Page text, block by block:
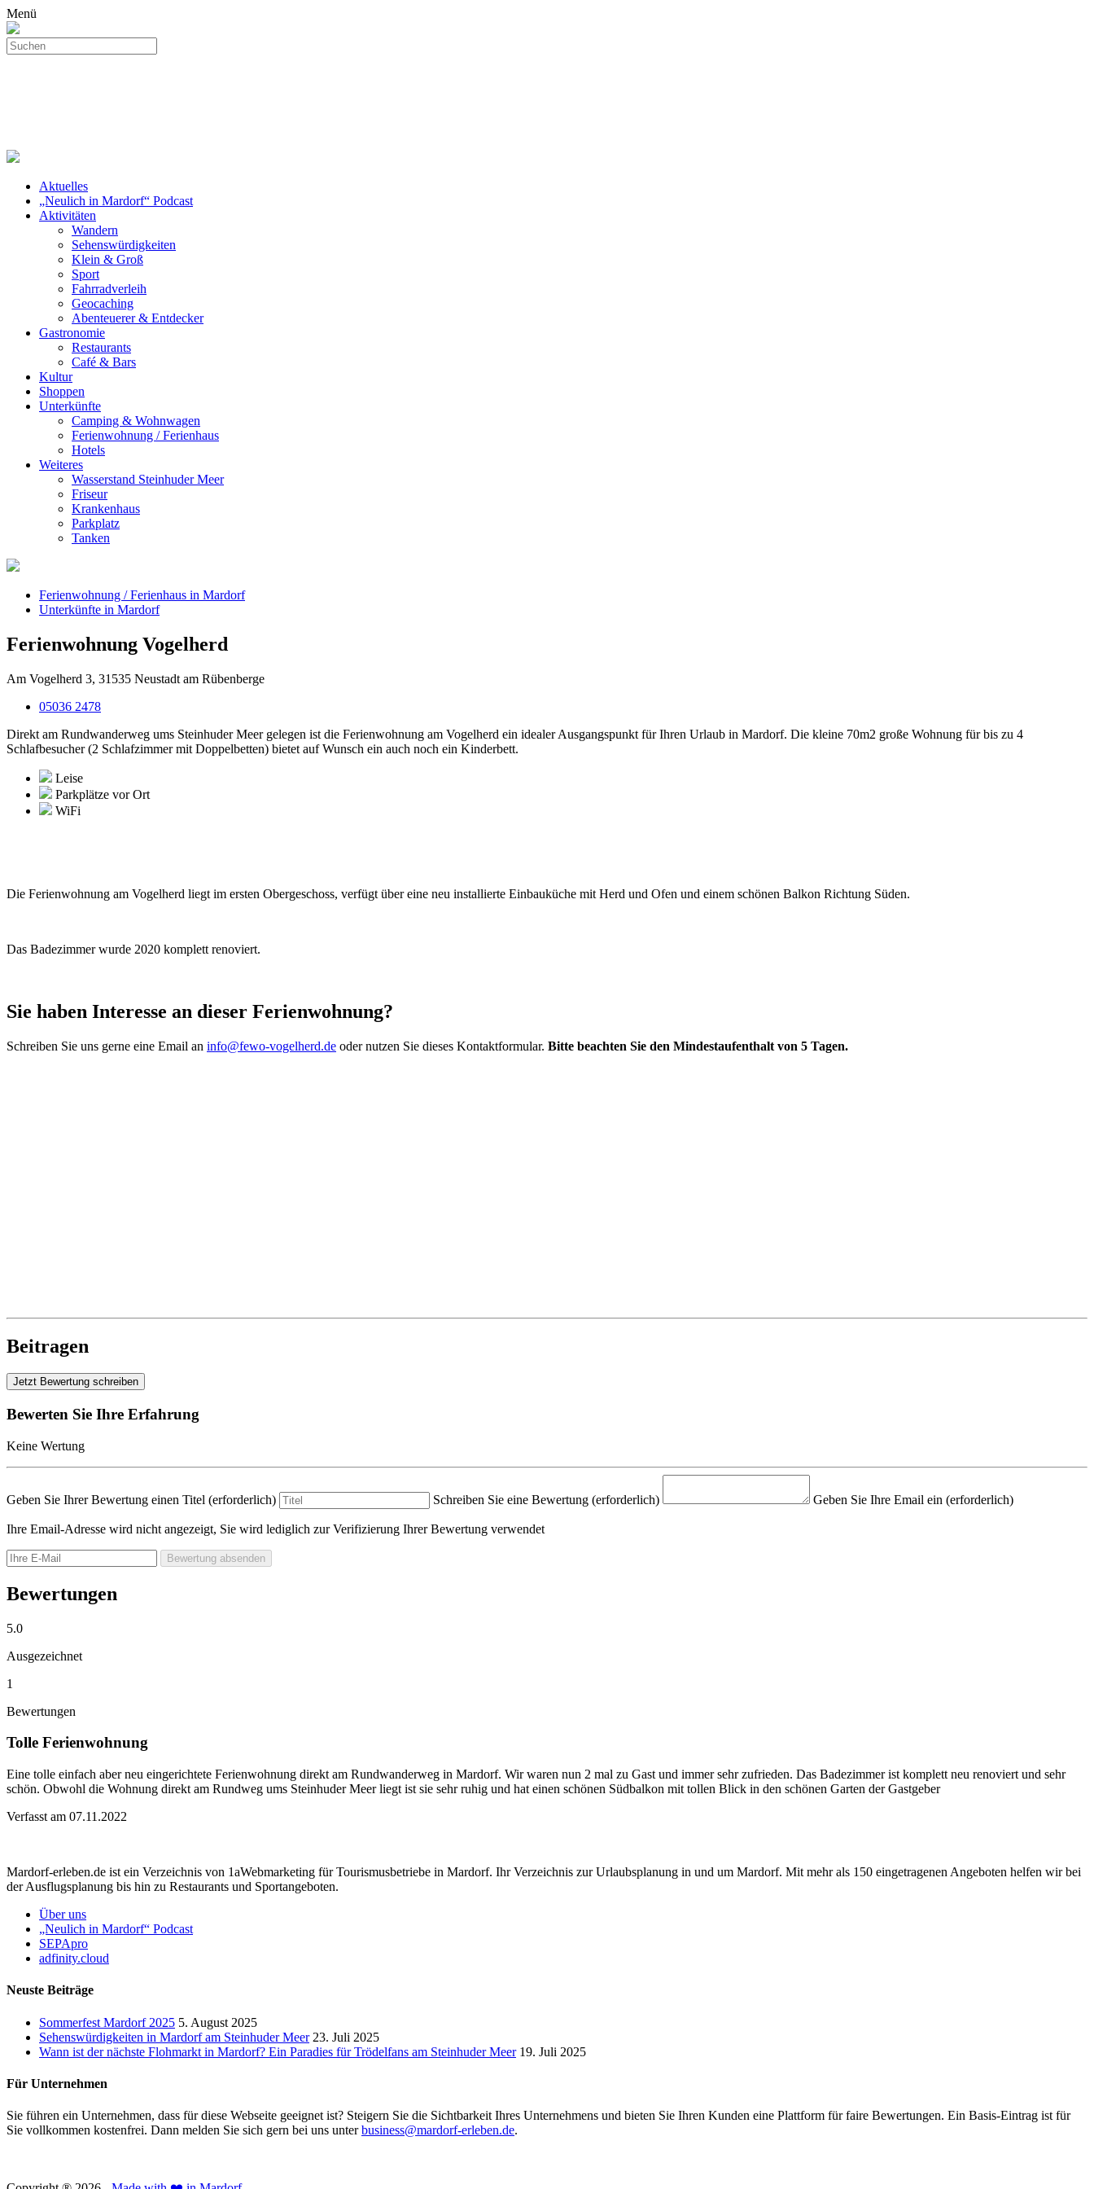
Menü
Aktuelles
„Neulich in Mardorf“ Podcast
Aktivitäten
Wandern
Sehenswürdigkeiten
Klein & Groß
Sport
Fahrradverleih
Geocaching
Abenteuerer & Entdecker
Gastronomie
Restaurants
Café & Bars
Kultur
Shoppen
Unterkünfte
Camping & Wohnwagen
Ferienwohnung / Ferienhaus
Hotels
Weiteres
Wasserstand Steinhuder Meer
Friseur
Krankenhaus
Parkplatz
Tanken
Ferienwohnung / Ferienhaus in Mardorf
Unterkünfte in Mardorf
Ferienwohnung Vogelherd
Am Vogelherd 3, 31535 Neustadt am Rübenberge
05036 2478
Direkt am Rundwanderweg ums Steinhuder Meer gelegen ist die Ferienwohnung am Vogelherd ein idealer Ausgangspunkt für Ihren Urlaub in Mardorf. Die kleine 70m2 große Wohnung für bis zu 4
Schlafbesucher (2 Schlafzimmer mit Doppelbetten) bietet auf Wunsch ein auch noch ein Kinderbett.
Leise
Parkplätze vor Ort
WiFi
Die Ferienwohnung am Vogelherd liegt im ersten Obergeschoss, verfügt über eine neu installierte Einbauküche mit Herd und Ofen und einem schönen Balkon Richtung Süden.
Das Badezimmer wurde 2020 komplett renoviert.
Sie haben Interesse an dieser Ferienwohnung?
Schreiben Sie uns gerne eine Email an info@fewo-vogelherd.de oder nutzen Sie dieses Kontaktformular. Bitte beachten Sie den Mindestaufenthalt von 5 Tagen.
Beitragen
Jetzt Bewertung schreiben
Bewerten Sie Ihre Erfahrung
Keine Wertung
Geben Sie Ihrer Bewertung einen Titel (erforderlich) Schreiben Sie eine Bewertung (erforderlich) Geben Sie Ihre Email ein (erforderlich)
Ihre Email-Adresse wird nicht angezeigt, Sie wird lediglich zur Verifizierung Ihrer Bewertung verwendet
Bewertung absenden
Bewertungen
5.0
Ausgezeichnet
1
Bewertungen
Tolle Ferienwohnung
Eine tolle einfach aber neu eingerichtete Ferienwohnung direkt am Rundwanderweg in Mardorf. Wir waren nun 2 mal zu Gast und immer sehr zufrieden. Das Badezimmer ist komplett neu renoviert und sehr
schön. Obwohl die Wohnung direkt am Rundweg ums Steinhuder Meer liegt ist sie sehr ruhig und hat einen schönen Südbalkon mit tollen Blick in den schönen Garten der Gastgeber
Verfasst am 07.11.2022
Mardorf-erleben.de ist ein Verzeichnis von 1aWebmarketing für Tourismusbetriebe in Mardorf. Ihr Verzeichnis zur Urlaubsplanung in und um Mardorf. Mit mehr als 150 eingetragenen Angeboten helfen wir bei
der Ausflugsplanung bis hin zu Restaurants und Sportangeboten.
Über uns
„Neulich in Mardorf“ Podcast
SEPApro
adfinity.cloud
Neuste Beiträge
Sommerfest Mardorf 2025 5. August 2025
Sehenswürdigkeiten in Mardorf am Steinhuder Meer 23. Juli 2025
Wann ist der nächste Flohmarkt in Mardorf? Ein Paradies für Trödelfans am Steinhuder Meer 19. Juli 2025
Für Unternehmen
Sie führen ein Unternehmen, dass für diese Webseite geeignet ist? Steigern Sie die Sichtbarkeit Ihres Unternehmens und bieten Sie Ihren Kunden eine Plattform für faire Bewertungen. Ein Basis-Eintrag ist für
Sie vollkommen kostenfrei. Dann melden Sie sich gern bei uns unterbusiness@mardorf-erleben.de.